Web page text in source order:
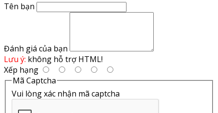
Tên bạn
Đánh giá của bạn
Lưu ý: không hỗ trợ HTML!
Xếp hạng
Mã Captcha
Vui lòng xác nhận mã captcha